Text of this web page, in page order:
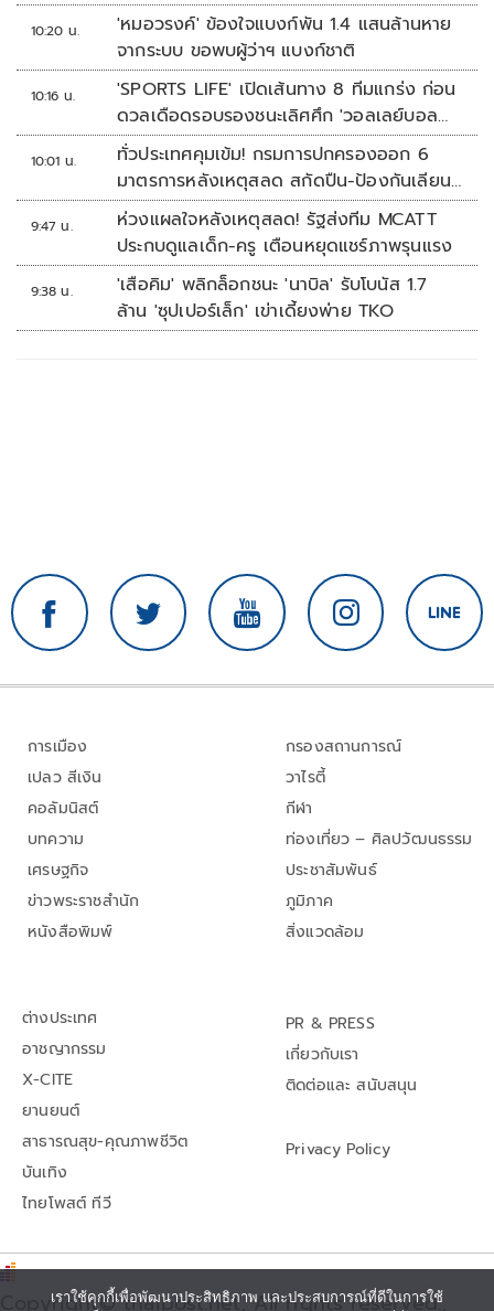
10:20 น.
'หมอวรงค์' ข้องใจแบงก์พัน 1.4 แสนล้านหาย
จากระบบ ขอพบผู้ว่าฯ แบงก์ชาติ
10:16 น.
'SPORTS LIFE' เปิดเส้นทาง 8 ทีมแกร่ง ก่อน
ดวลเดือดรอบรองชนะเลิศศึก 'วอลเลย์บอล
นักเรียน แชมป์กีฬา 7HD 2026'
10:01 น.
ทั่วประเทศคุมเข้ม! กรมการปกครองออก 6
มาตรการหลังเหตุสลด สกัดปืน-ป้องกันเลียน
แบบ
9:47 น.
ห่วงแผลใจหลังเหตุสลด! รัฐส่งทีม MCATT
ประกบดูแลเด็ก-ครู เตือนหยุดแชร์ภาพรุนแรง
9:38 น.
'เสือคิม' พลิกล็อกชนะ 'นาบิล' รับโบนัส 1.7
ล้าน 'ซุปเปอร์เล็ก' เข่าเดี้ยงพ่าย TKO
การเมือง
เปลว สีเงิน
คอลัมนิสต์
บทความ
เศรษฐกิจ
ข่าวพระราชสำนัก
หนังสือพิมพ์
กรองสถานการณ์
วาไรตี้
กีฬา
ท่องเที่ยว – ศิลปวัฒนธรรม
ประชาสัมพันธ์
ภูมิภาค
สิ่งแวดล้อม
ต่างประเทศ
อาชญากรรม
X-CITE
ยานยนต์
สาธารณสุข-คุณภาพชีวิต
บันเทิง
ไทยโพสต์ ทีวี
PR & PRESS
เกี่ยวกับเรา
ติดต่อและ สนับสนุน
Privacy Policy
Copyright© thaipost.net, All rights reserved.,
เราใช้คุกกี้เพื่อพัฒนาประสิทธิภาพ และประสบการณ์ที่ดีในการใช้